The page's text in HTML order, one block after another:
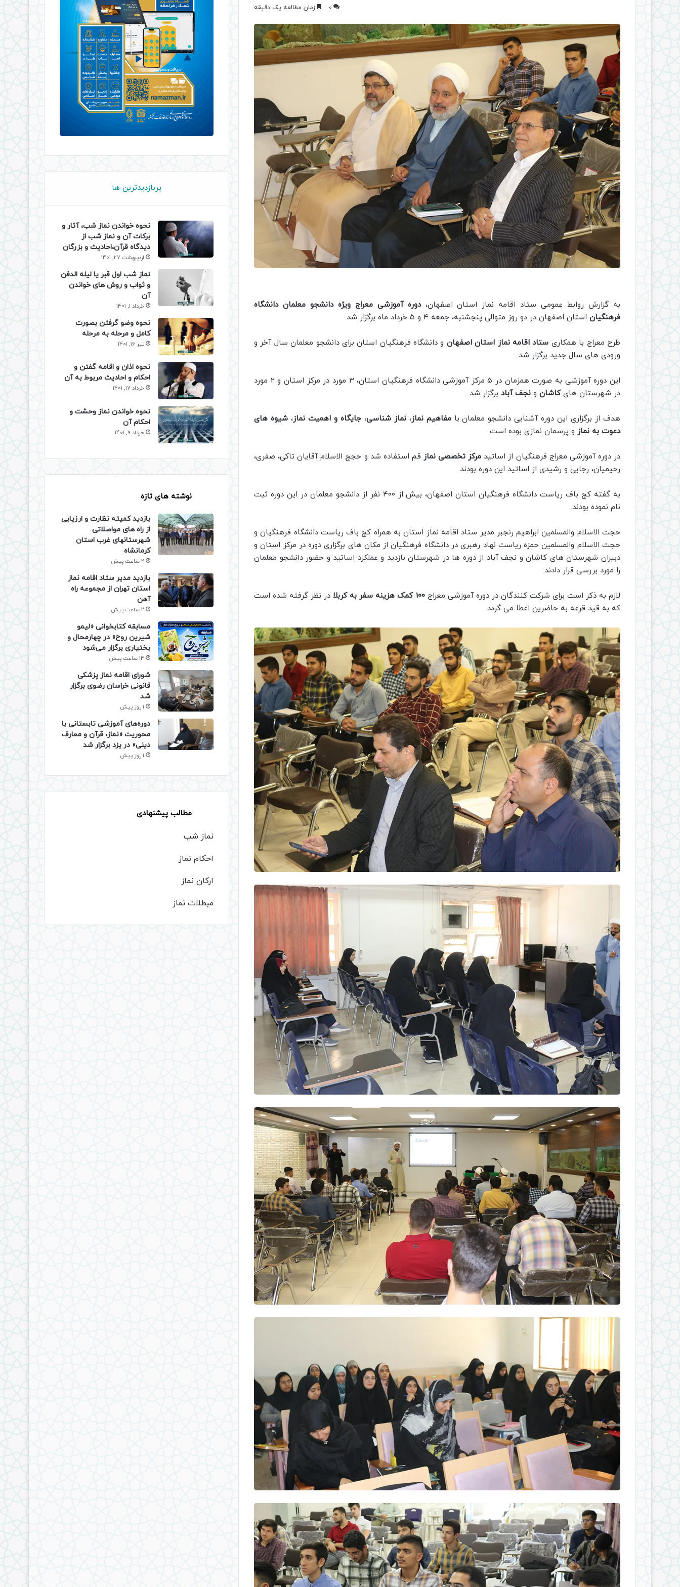
0 زمان مطالعه یک دقیقه
به گزارش روابط عمومی ستاد اقامه نماز استان اصفهان،دوره آموزشی معراج ویژه دانشجو معلمان دانشگاه
فرهنگیان استان اصفهان در دو روز متوالی پنجشنبه، جمعه 4 و 5 خرداد ماه برگزار شد.
طرح معراج با همکاری ستاد اقامه نماز استان اصفهان و دانشگاه فرهنگیان استان برای دانشجو معلمان سال آخر و
ورودی های سال جدید برگزار شد.
این دوره آموزشی به صورت همزمان در 5 مرکز آموزشی دانشگاه فرهنگیان استان، 3 مورد در مرکز استان و 2 مورد
در شهرستان هایکاشان و نجف آباد برگزار شد.
هدف از برگزاری این دوره آشنایی دانشجو معلمان بامفاهیم نماز،نماز شناسی،جایگاه و اهمیت نماز،شیوه های
دعوت به نماز و پرسمان نمازی بوده است.
در دوره آموزشی معراج فرهنگیان از اساتید مرکز تخصصی نماز قم استفاده شد و حجج الاسلام آقایان تاکی، صفری،
رحیمیان، رجایی و رشیدی از اساتید این دوره بودند.
به گفته کج باف ریاست دانشگاه فرهنگیان استان اصفهان، بیش از 400 نفر از دانشجو معلمان در این دوره ثبت
نام نموده بودند.
حجت الاسلام والمسلمین ابراهیم رنجبر مدیر ستاد اقامه نماز استان به همراه کج باف ریاست دانشگاه فرهنگیان و
حجت الاسلام والمسلمین حمزه ریاست نهاد رهبری در دانشگاه فرهنگیان از مکان های برگزاری دوره در مرکز استان و
دبیران شهرستان های کاشان و نجف آباد از دوره ها در شهرستان بازدید و عملکرد اساتید و حضور دانشجو معلمان
را مورد بررسی قرار دادند.
لازم به ذکر است برای شرکت کنندگان در دوره آموزشی معراج100 کمک هزینه سفر به کربلا در نظر گرفته شده است
که به قید قرعه به حاضرین اعطا می گردد.
پربازدیدترین ها
نحوه خواندن نماز شب، آثار و
برکات آن و نماز شب از
دیدگاه قرآن،احادیث و بزرگان
اردیبهشت 27, 1401
نماز شب اول قبر یا لیله الدفن
و ثواب و روش های خواندن
آن
خرداد 1, 1401
نحوه وضو گرفتن بصورت
کامل و مرحله به مرحله
تیر 16, 1401
نحوه اذان و اقامه گفتن و
احکام و احادیث مربوط به آن
خرداد 17, 1401
نحوه خواندن نماز وحشت و
احکام آن
خرداد 9, 1401
نوشته های تازه
بازدید کمیته نظارت و ارزیابی
از راه های مواصلاتی
شهرستانهای غرب استان
کرمانشاه
2 ساعت پیش
بازدید مدیر ستاد اقامه نماز
استان تهران از مجموعه راه
آهن
2 ساعت پیش
مسابقه کتابخوانی «لیمو
شیرین روح» در چهارمحال و
بختیاری برگزار می‌شود
14 ساعت پیش
شورای اقامه نماز پزشکی
قانونی خراسان رضوی برگزار
شد
1 روز پیش
دوره‌های آموزشی تابستانی با
محوریت «نماز، قرآن و معارف
دینی» در یزد برگزار شد
1 روز پیش
مطالب پیشنهادی
نماز شب
احکام نماز
ارکان نماز
مبطلات نماز